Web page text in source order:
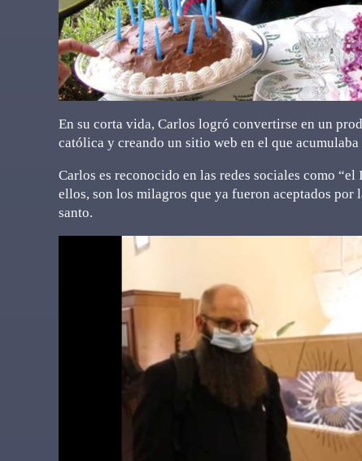
En su corta vida, Carlos logró convertirse en un
católica y creando un sitio web en el que
Carlos es reconocido en las redes sociales como
ellos, son los milagros que ya fueron aceptados
santo.